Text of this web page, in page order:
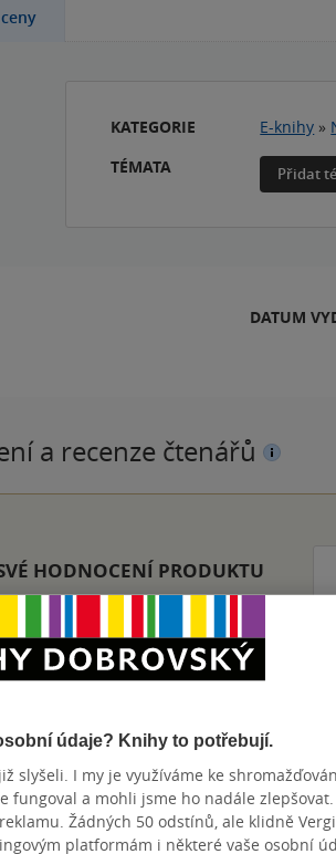
KATEGORIE E-knihy »
TÉMATA
Přidat
DATUM
a recenze čtenářů
HODNOCENÍ PRODUKTU
Přidat hodnocení
údaje? Knihy to potřebují.
slyšeli. I my je využíváme ke
fungoval a mohli jsme ho nadále zlepšovat.
Žádných 50 odstínů, ale klidně
platformám i některé vaše osobní